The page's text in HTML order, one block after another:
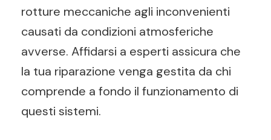
rotture meccaniche agli inconvenienti
causati da condizioni atmosferiche
avverse. Affidarsi a esperti assicura che
la tua riparazione venga gestita da chi
comprende a fondo il funzionamento di
questi sistemi.